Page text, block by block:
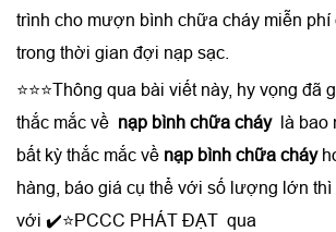
trình cho mượn bình chữa cháy miễn phí
trong thời gian đợi nạp sạc.
⭐⭐⭐Thông qua bài viết này, hy vọng đã
thắc mắc về nạp bình chữa cháylà bao
bất kỳ thắc mắc về nạp bình chữa cháy
hàng, báo giá cụ thể với số lượng lớn thì
với ✔️⭐PCCC PHÁT ĐẠT qua